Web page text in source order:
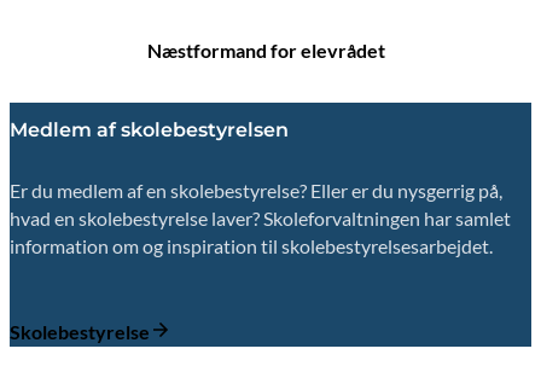
Næstformand for elevrådet
Medlem af skolebestyrelsen
Er du medlem af en skolebestyrelse? Eller er du nysgerrig på,
hvad en skolebestyrelse laver? Skoleforvaltningen har samlet
information om og inspiration til skolebestyrelsesarbejdet.
Skolebestyrelse